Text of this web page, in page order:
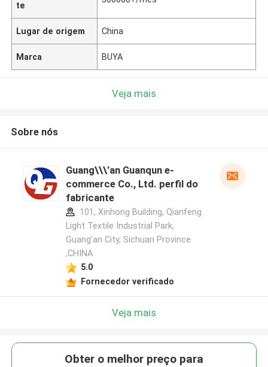
te
Lugar de origem China
Marca BUYA
Veja mais
Sobre nós
Guang\\\'an Guanqun e-
commerce Co., Ltd. perfil do
fabricante
101, Xinhong Building, Qianfeng
Light Textile Industrial Park,
Guang'an City, Sichuan Province
,CHINA
5.0
Fornecedor verificado
Veja mais
Obter o melhor preço para